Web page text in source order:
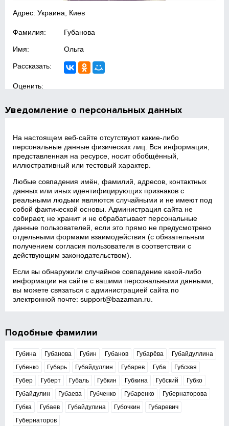
Адрес: Украина, Киев
Фамилия: Губанова
Имя: Ольга
Рассказать:
Оценить:
Уведомление о персональных данных
На настоящем веб‑сайте отсутствуют какие‑либо
персональные данные физических лиц. Вся информация,
представленная на ресурсе, носит обобщённый,
иллюстративный или тестовый характер.
Любые совпадения имён, фамилий, адресов, контактных
данных или иных идентифицирующих признаков с
реальными людьми являются случайными и не имеют под
собой фактической основы. Администрация сайта не
собирает, не хранит и не обрабатывает персональные
данные пользователей, если это прямо не предусмотрено
отдельными формами взаимодействия (с обязательным
получением согласия пользователя в соответствии с
действующим законодательством).
Если вы обнаружили случайное совпадение какой‑либо
информации на сайте с вашими персональными данными,
вы можете связаться с администрацией сайта по
электронной почте:support@bazaman.ru
Подобные фамилии
Губина Губанова Губин Губанов Губарёва
Губайдуллина
Губенко
Губарь Губайдуллин Губарев Губа
Губская
Губер
Губерт Губаль Губкин Губкина Губский
Губко
Губайдулин
Губаева Губченко Губаренко
Губернаторова
Губка
Губаев Губайдулина Губочкин
Губаревич
Губернаторов